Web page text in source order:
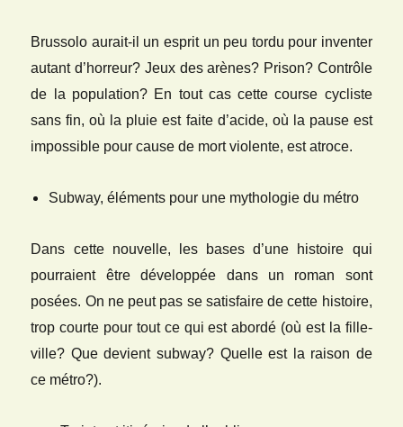
Brussolo aurait-il un esprit un peu tordu pour inventer
autant d’horreur? Jeux des arènes? Prison? Contrôle
de la population? En tout cas cette course cycliste
sans fin, où la pluie est faite d’acide, où la pause est
impossible pour cause de mort violente, est atroce.
Subway, éléments pour une mythologie du métro
Dans cette nouvelle, les bases d’une histoire qui
pourraient être développée dans un roman sont
posées. On ne peut pas se satisfaire de cette histoire,
trop courte pour tout ce qui est abordé (où est la fille-
ville? Que devient subway? Quelle est la raison de
ce métro?).